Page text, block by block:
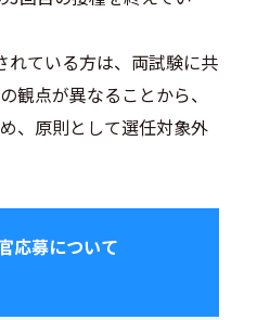
れている方は、両試験に共
観点が異なることから、
、原則として選任対象外
応募について